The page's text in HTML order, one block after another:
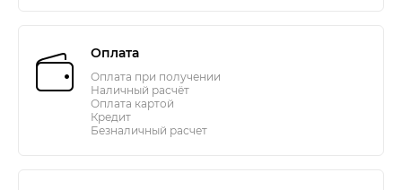
Оплата
Оплата при получении
Наличный расчёт
Оплата картой
Кредит
Безналичный расчет